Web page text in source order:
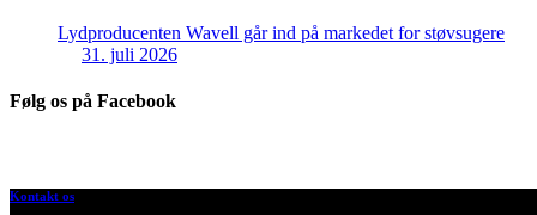
Lydproducenten Wavell går ind på markedet for støvsugere
31. juli 2026
Følg os på Facebook
Kontakt os